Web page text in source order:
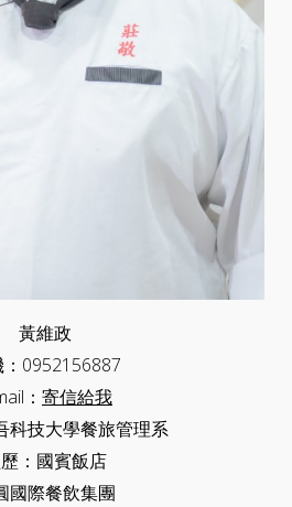
黃維政
0952156887
： 寄信給我
科技大學餐旅管理系
：國賓飯店
國際餐飲集團